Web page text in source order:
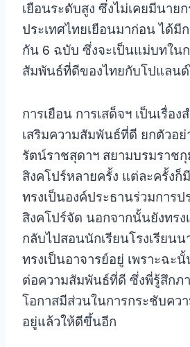
เยือนระดับสูง ซึ่งไม่เคยมีนาย
ประเทศไทยเยือนมาก่อน ได้มี
กัน 6 ฉบับ ซึ่งจะเป็นแม่บทใน
สัมพันธ์ที่ดีของไทยกับโปแลน
การเยือน การเสด็จฯ เป็นเรื่อง
เสริมความสัมพันธ์ที่ดี ยกตัวอย่
รัตน์ราชสุดาฯ สยามบรมราชกุ
สิงคโปร์หลายครั้ง แต่ละครั้ง
ทรงเป็นองค์ประธานร่วมการ
สิงคโปร์จัด นอกจากนั้นยังทรง
กลับไปสอนนักเรียนโรงเรียน
ทรงเป็นอาจารย์อยู่ เพราะฉะ
ต่อความสัมพันธ์ที่ดี ซึ่งพี่รู้สึกภ
โอกาสมีส่วนในการกระชับคว
อยู่แล้วให้ดีขึ้นอีก